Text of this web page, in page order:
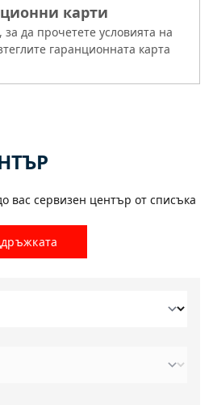
карти
да прочетете условията на
гаранционната карта
вас сервизен център от списъка